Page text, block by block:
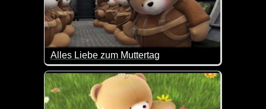
Alles Liebe zum Muttertag
Ist das nicht herzallerliebst?